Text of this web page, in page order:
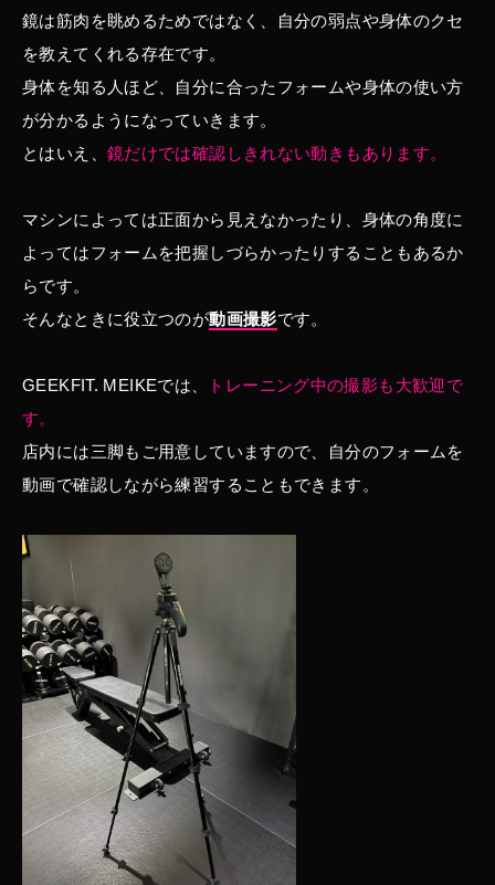
鏡は筋肉を眺めるためではなく、自分の弱点や身体のクセ
を教えてくれる存在です。
身体を知る人ほど、自分に合ったフォームや身体の使い方
が分かるようになっていきます。
とはいえ、 鏡だけでは確認しきれない動きもあります。
マシンによっては正面から見えなかったり、身体の角度に
よってはフォームを把握しづらかったりすることもあるか
らです。
そんなときに役立つのが動画撮影です。
GEEKFIT. MEIKEでは、
トレーニング中の撮影も大歓迎で
す。
店内には三脚もご用意していますので、自分のフォームを
動画で確認しながら練習することもできます。